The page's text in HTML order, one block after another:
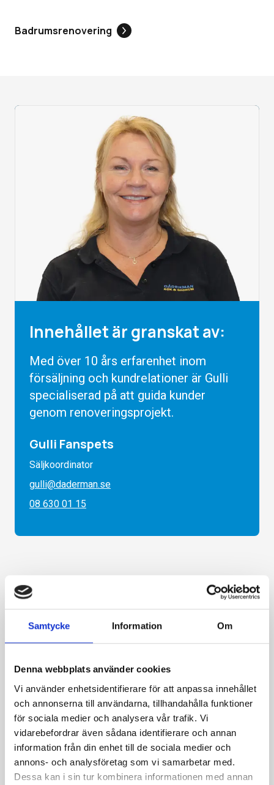
Samtycke Information Om
Denna webbplats använder cookies
Vi använder enhetsidentifierare för att anpassa innehållet
och annonserna till användarna, tillhandahålla funktioner
för sociala medier och analysera vår trafik. Vi
vidarebefordrar även sådana identifierare och annan
information från din enhet till de sociala medier och
annons- och analysföretag som vi samarbetar med.
Dessa kan i sin tur kombinera informationen med annan
Badrumsrenovering
Innehållet är granskat av:
Med över 10 års erfarenhet inom
försäljning och kundrelationer är Gulli
specialiserad på att guida kunder
genom renoveringsprojekt.
Gulli Fanspets
Säljkoordinator
gulli@daderman.se
08 630 01 15